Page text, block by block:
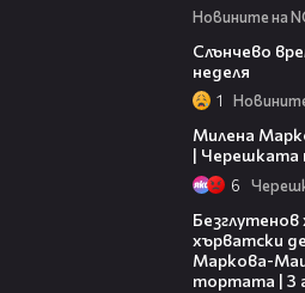
Новините на
Слънчево
неделя
1
Милена
| Черешката
6
хърватски
Маркова-
тортата | 3